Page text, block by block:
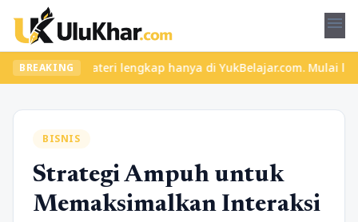
menu
BREAKING
dan materi lengkap hanya di YukBelajar.com. Mulai
BISNIS
Strategi Ampuh untuk
Memaksimalkan Interaksi